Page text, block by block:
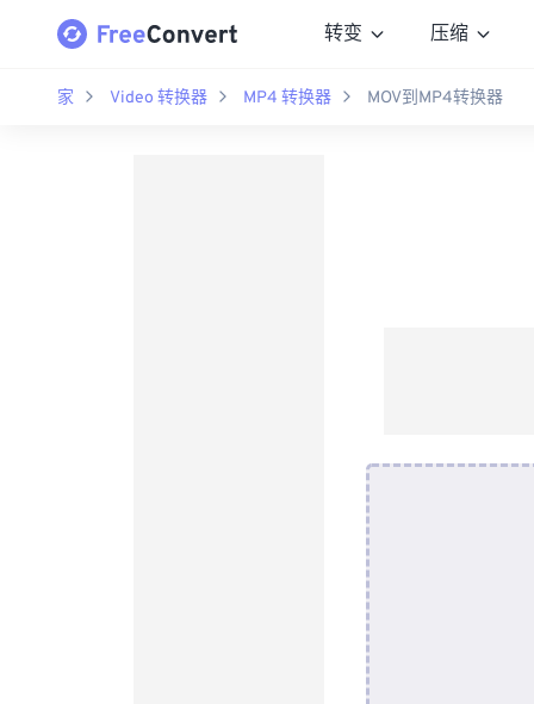
转变 压缩
家 Video 转换器 MP4 转换器 MOV到MP4转换器